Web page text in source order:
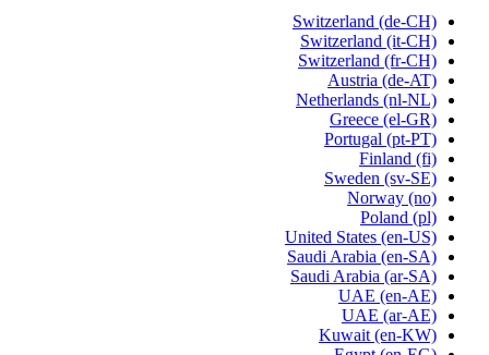
Switzerland (de-CH)
Switzerland (it-CH)
Switzerland (fr-CH)
Austria (de-AT)
Netherlands (nl-NL)
Greece (el-GR)
Portugal (pt-PT)
Finland (fi)
Sweden (sv-SE)
Norway (no)
Poland (pl)
United States (en-US)
Saudi Arabia (en-SA)
Saudi Arabia (ar-SA)
UAE (en-AE)
UAE (ar-AE)
Kuwait (en-KW)